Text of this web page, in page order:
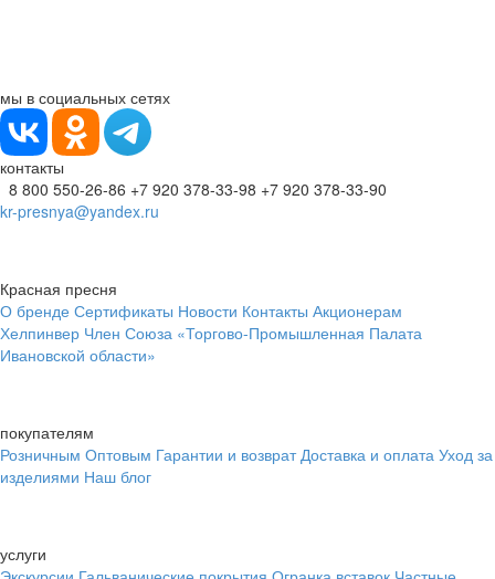
мы в социальных сетях
контакты
8 800 550-26-86 +7 920 378-33-98 +7 920 378-33-90
kr-presnya@yandex.ru
Красная пресня
О бренде Сертификаты Новости Контакты Акционерам
Хелпинвер Член Союза «Торгово-Промышленная Палата
Ивановской области»
покупателям
Розничным Оптовым Гарантии и возврат Доставка и оплата Уход за
изделиями Наш блог
услуги